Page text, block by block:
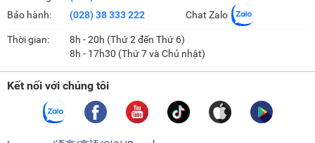
Bảo hành:
(028) 38 333 222
Chat Zalo
Thời gian:
8h - 20h (Thứ 2 đến Thứ 6)
8h - 17h30 (Thứ 7 và Chủ nhật)
Kết nối với chúng tôi